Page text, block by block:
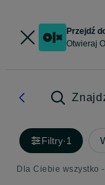
Przejdź
Otwieraj
Filtry·1
Dla Ciebie wszystko